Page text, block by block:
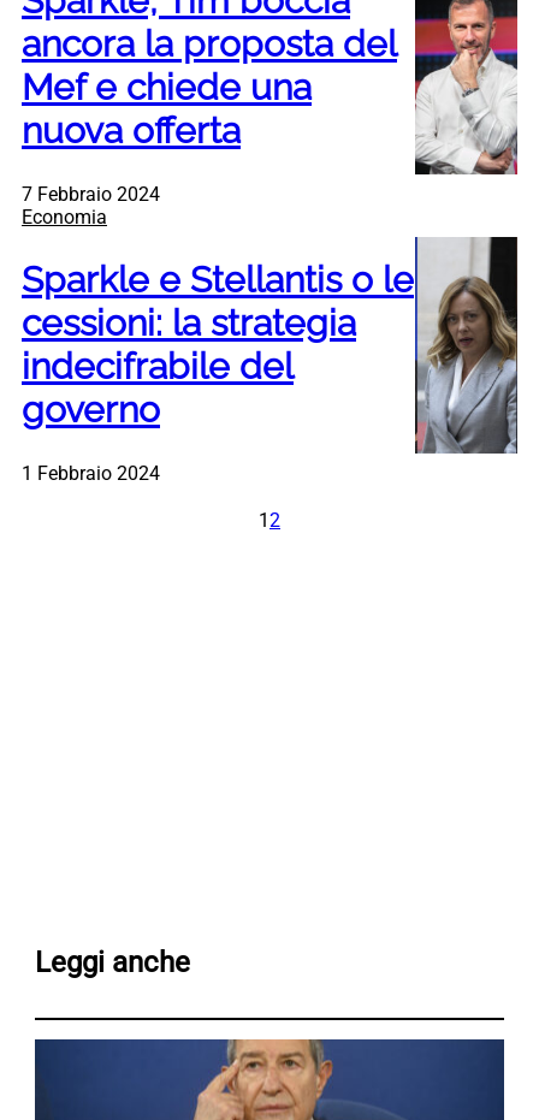
ancora la proposta del
Mef e chiede una
nuova offerta
7 Febbraio 2024
Economia
Sparkle e Stellantis o le
cessioni: la strategia
indecifrabile del
governo
1 Febbraio 2024
12
Leggi anche